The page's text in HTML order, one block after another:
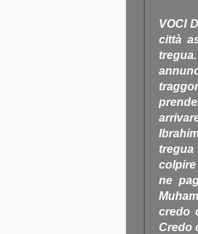
VOCI
città
ne
credo
Credo